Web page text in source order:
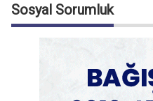
Sosyal Sorumluk